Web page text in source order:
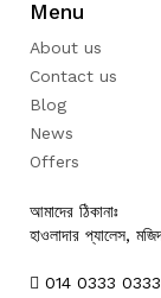
Menu
About us
Contact us
Blog
News
Offers
আমাদের ঠিকানাঃ
হাওলাদার প্যালেস,
014 0333 0333